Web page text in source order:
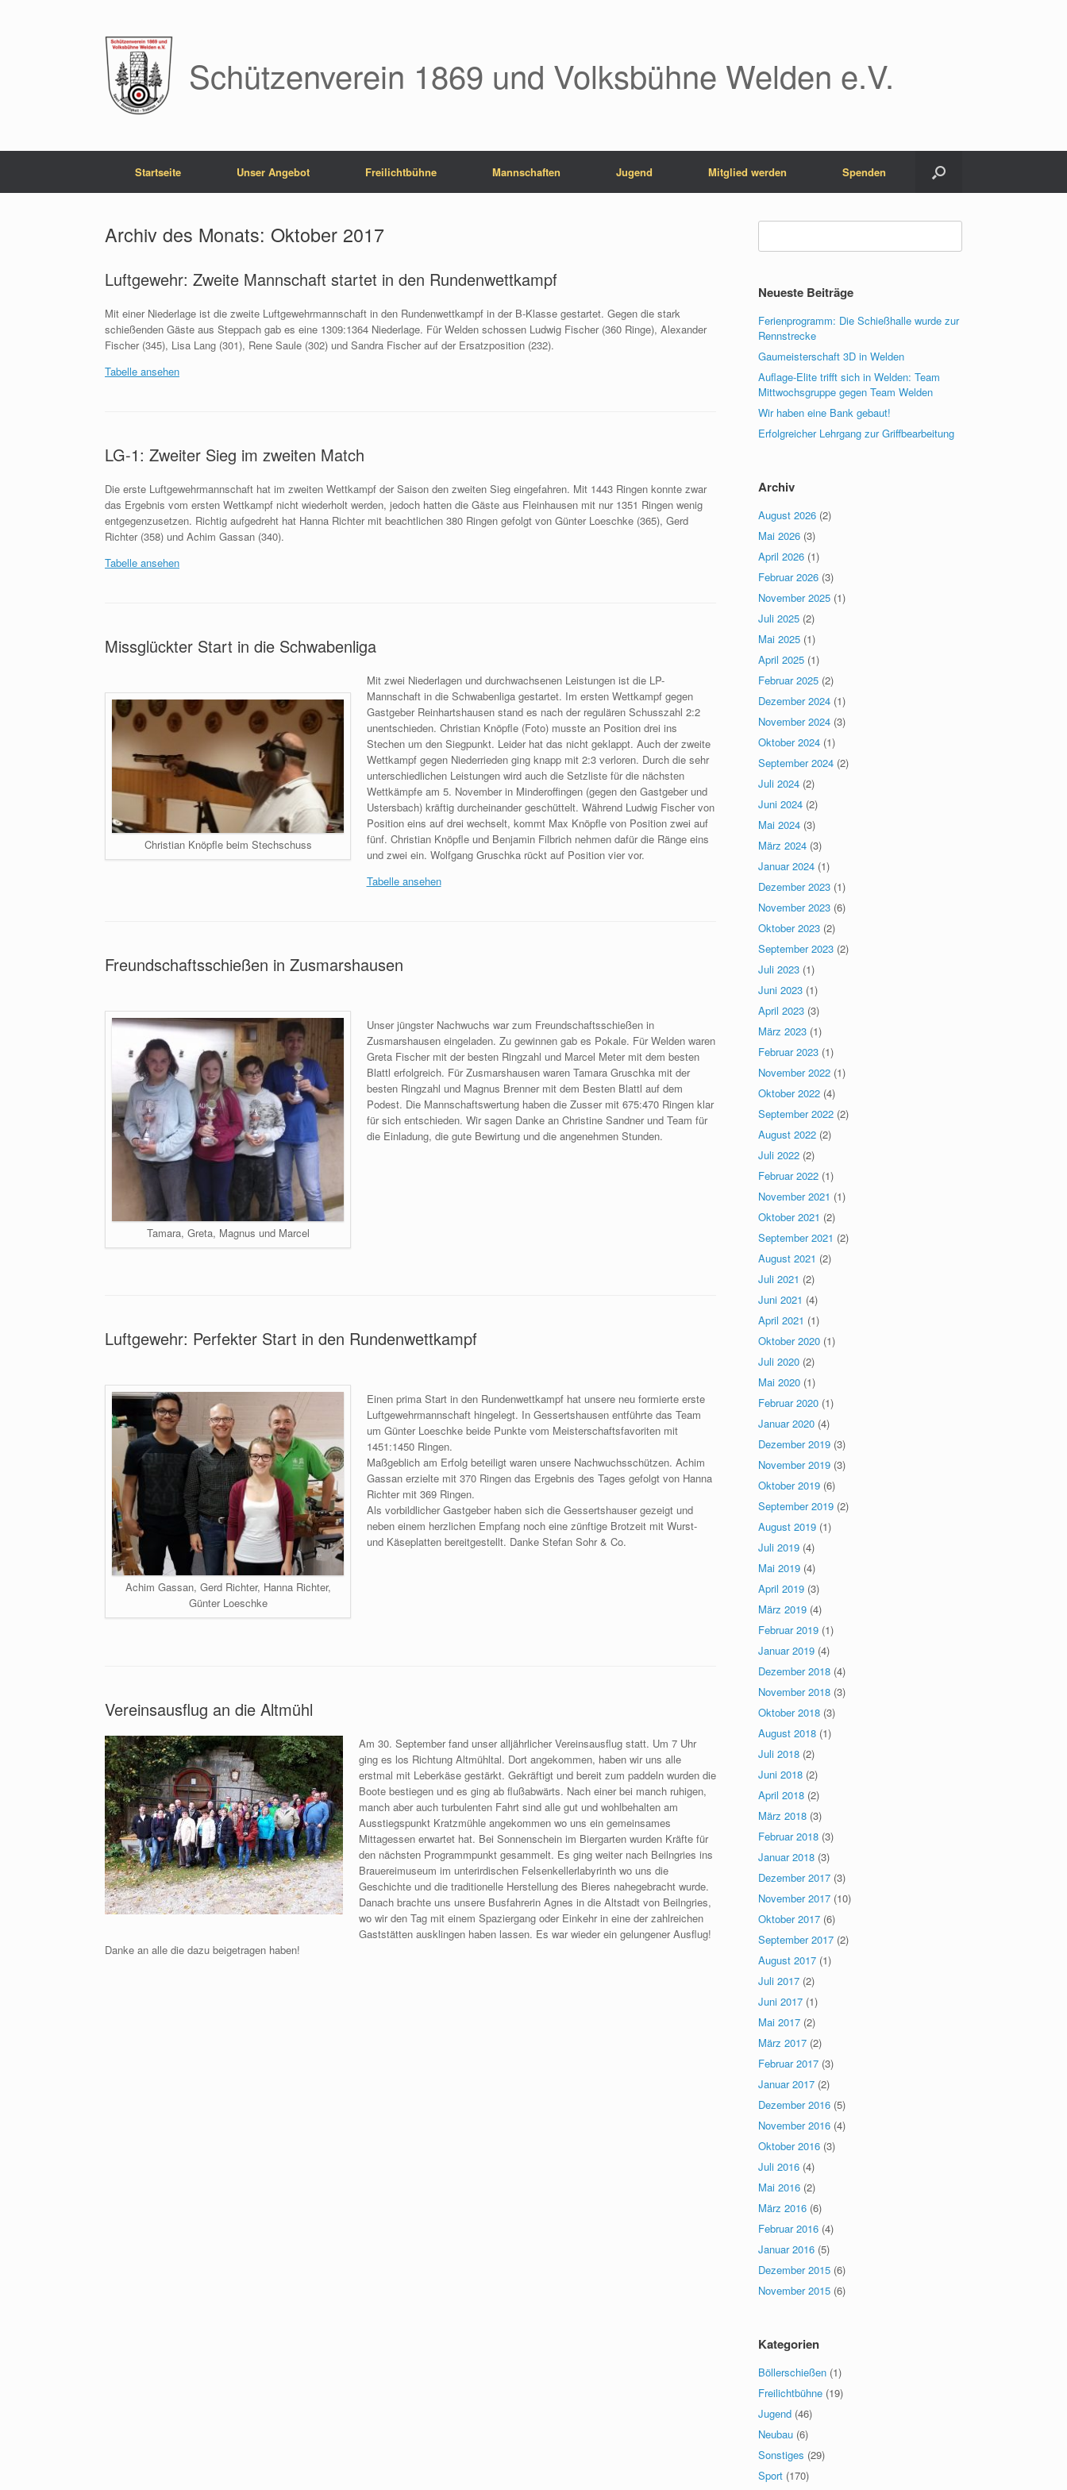
Schützenverein 1869 und Volksbühne Welden e.V.
Startseite Unser Angebot Freilichtbühne Mannschaften Jugend Mitglied werden Spenden
Archiv des Monats: Oktober 2017
Luftgewehr: Zweite Mannschaft startet in den Rundenwettkampf
Mit einer Niederlage ist die zweite Luftgewehrmannschaft in den Rundenwettkampf in der B-Klasse gestartet. Gegen die stark
schießenden Gäste aus Steppach gab es eine 1309:1364 Niederlage. Für Welden schossen Ludwig Fischer (360 Ringe), Alexander
Fischer (345), Lisa Lang (301), Rene Saule (302) und Sandra Fischer auf der Ersatzposition (232).
Tabelle ansehen
LG-1: Zweiter Sieg im zweiten Match
Die erste Luftgewehrmannschaft hat im zweiten Wettkampf der Saison den zweiten Sieg eingefahren. Mit 1443 Ringen konnte zwar
das Ergebnis vom ersten Wettkampf nicht wiederholt werden, jedoch hatten die Gäste aus Fleinhausen mit nur 1351 Ringen wenig
entgegenzusetzen. Richtig aufgedreht hat Hanna Richter mit beachtlichen 380 Ringen gefolgt von Günter Loeschke (365), Gerd
Richter (358) und Achim Gassan (340).
Tabelle ansehen
Missglückter Start in die Schwabenliga
Christian Knöpfle beim Stechschuss
Mit zwei Niederlagen und durchwachsenen Leistungen ist die LP-
Mannschaft in die Schwabenliga gestartet. Im ersten Wettkampf gegen
Gastgeber Reinhartshausen stand es nach der regulären Schusszahl 2:2
unentschieden. Christian Knöpfle (Foto) musste an Position drei ins
Stechen um den Siegpunkt. Leider hat das nicht geklappt. Auch der zweite
Wettkampf gegen Niederrieden ging knapp mit 2:3 verloren. Durch die sehr
unterschiedlichen Leistungenwird auch die Setzliste für die nächsten
Wettkämpfe am 5. November in Minderoffingen (gegen den Gastgeber und
Ustersbach) kräftig durcheinander geschüttelt. Während Ludwig Fischer von
Position eins auf drei wechselt, kommt Max Knöpfle von Position zwei auf
fünf. Christian Knöpfle und Benjamin Filbrich nehmen dafür die Ränge eins
und zwei ein. Wolfgang Gruschka rückt auf Position vier vor.
Tabelle ansehen
Freundschaftsschießen in Zusmarshausen
Tamara, Greta, Magnus und Marcel
Unser jüngster Nachwuchs war zum Freundschaftsschießen in
Zusmarshausen eingeladen. Zu gewinnen gab es Pokale. Für Welden waren
Greta Fischer mit der besten Ringzahl und Marcel Meter mit dem besten
Blattl erfolgreich. Für Zusmarshausen waren Tamara Gruschka mit der
besten Ringzahl und Magnus Brenner mit dem Besten Blattl auf dem
Podest. Die Mannschaftswertung haben die Zusser mit 675:470 Ringen klar
für sich entschieden. Wir sagen Danke an Christine Sandner und Team für
die Einladung, die gute Bewirtung und die angenehmen Stunden.
Luftgewehr: Perfekter Start in den Rundenwettkampf
Achim Gassan, Gerd Richter, Hanna Richter,
Günter Loeschke
Einen prima Start in den Rundenwettkampf hat unsere neu formierte erste
Luftgewehrmannschaft hingelegt. In Gessertshausen entführte das Team
um Günter Loeschke beide Punkte vom Meisterschaftsfavoriten mit
1451:1450 Ringen.
Maßgeblich am Erfolg beteiligt waren unsere Nachwuchsschützen. Achim
Gassan erzielte mit 370 Ringen das Ergebnis des Tages gefolgt von Hanna
Richter mit 369 Ringen.
Als vorbildlicher Gastgeber haben sich die Gessertshauser gezeigt und
neben einem herzlichen Empfang noch eine zünftige Brotzeit mit Wurst-
und Käseplatten bereitgestellt. Danke Stefan Sohr & Co.
Vereinsausflug an die Altmühl
Am 30. September fand unser alljährlicher Vereinsausflug statt. Um 7 Uhr
ging es los Richtung Altmühltal. Dort angekommen, haben wir uns alle
erstmal mit Leberkäse gestärkt. Gekräftigt und bereit zum paddeln wurden die
Boote bestiegen und es ging ab flußabwärts. Nach einer bei manch ruhigen,
manch aber auch turbulenten Fahrt sind alle gut und wohlbehalten am
Ausstiegspunkt Kratzmühle angekommen wo uns ein gemeinsames
Mittagessen erwartet hat. Bei Sonnenschein im Biergarten wurden Kräfte für
den nächsten Programmpunkt gesammelt. Es ging weiter nach Beilngries ins
Brauereimuseum im unterirdischen Felsenkellerlabyrinth wo uns die
Geschichte und die traditionelle Herstellung des Bieres nahegebracht wurde.
Danach brachte uns unsere Busfahrerin Agnes in die Altstadt von Beilngries,
wo wir den Tag mit einem Spaziergang oder Einkehr in eine der zahlreichen
Gaststätten ausklingen haben lassen. Es war wieder ein gelungener Ausflug!
Danke an alle die dazu beigetragen haben!
Suchen
Neueste Beiträge
Ferienprogramm: Die Schießhalle wurde zur
Rennstrecke
Gaumeisterschaft 3D in Welden
Auflage-Elite trifft sich in Welden: Team
Mittwochsgruppe gegen Team Welden
Wir haben eine Bank gebaut!
Erfolgreicher Lehrgang zur Griffbearbeitung
Archiv
August 2026 (2)
Mai 2026 (3)
April 2026 (1)
Februar 2026 (3)
November 2025 (1)
Juli 2025 (2)
Mai 2025 (1)
April 2025 (1)
Februar 2025 (2)
Dezember 2024 (1)
November 2024 (3)
Oktober 2024 (1)
September 2024 (2)
Juli 2024 (2)
Juni 2024 (2)
Mai 2024 (3)
März 2024 (3)
Januar 2024 (1)
Dezember 2023 (1)
November 2023 (6)
Oktober 2023 (2)
September 2023 (2)
Juli 2023 (1)
Juni 2023 (1)
April 2023 (3)
März 2023 (1)
Februar 2023 (1)
November 2022 (1)
Oktober 2022 (4)
September 2022 (2)
August 2022 (2)
Juli 2022 (2)
Februar 2022 (1)
November 2021 (1)
Oktober 2021 (2)
September 2021 (2)
August 2021 (2)
Juli 2021 (2)
Juni 2021 (4)
April 2021 (1)
Oktober 2020 (1)
Juli 2020 (2)
Mai 2020 (1)
Februar 2020 (1)
Januar 2020 (4)
Dezember 2019 (3)
November 2019 (3)
Oktober 2019 (6)
September 2019 (2)
August 2019 (1)
Juli 2019 (4)
Mai 2019 (4)
April 2019 (3)
März 2019 (4)
Februar 2019 (1)
Januar 2019 (4)
Dezember 2018 (4)
November 2018 (3)
Oktober 2018 (3)
August 2018 (1)
Juli 2018 (2)
Juni 2018 (2)
April 2018 (2)
März 2018 (3)
Februar 2018 (3)
Januar 2018 (3)
Dezember 2017 (3)
November 2017 (10)
Oktober 2017 (6)
September 2017 (2)
August 2017 (1)
Juli 2017 (2)
Juni 2017 (1)
Mai 2017 (2)
März 2017 (2)
Februar 2017 (3)
Januar 2017 (2)
Dezember 2016 (5)
November 2016 (4)
Oktober 2016 (3)
Juli 2016 (4)
Mai 2016 (2)
März 2016 (6)
Februar 2016 (4)
Januar 2016 (5)
Dezember 2015 (6)
November 2015 (6)
Kategorien
Böllerschießen (1)
Freilichtbühne (19)
Jugend (46)
Neubau (6)
Sonstiges (29)
Sport (170)